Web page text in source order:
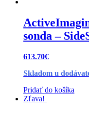
sonda –
613.70€
Skladom u
Pridať do košíka
Zľava!